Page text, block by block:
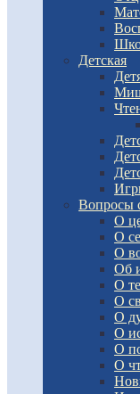
Детская
Вопросы
О
О
О
Об
О
О
О
О
О
О